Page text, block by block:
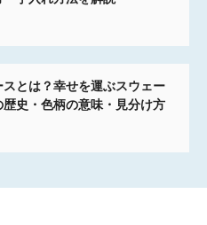
スとは？幸せを運ぶスウェー
史・色柄の意味・見分け方